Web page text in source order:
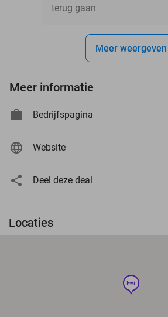
terug gaan
Meer weergeven
Meer informatie
Bedrijfspagina
Website
Deel deze deal
Locaties
hotel